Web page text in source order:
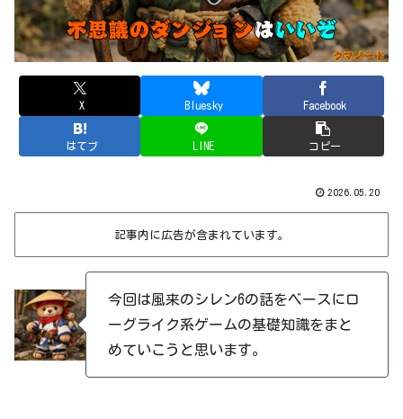
X Bluesky Facebook
はてブ LINE コピー
2026.05.20
記事内に広告が含まれています。
今回は風来のシレン6の話をベースにロ
ーグライク系ゲームの基礎知識をまと
めていこうと思います。